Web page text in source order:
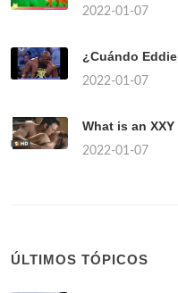
2022-01-07
¿Cuándo
2022-01-07
What is an
2022-01-07
ÚLTIMOS TÓPICOS